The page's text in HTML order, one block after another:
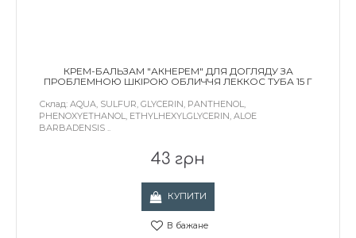
КРЕМ-БАЛЬЗАМ "АКНЕРЕМ" ДЛЯ ДОГЛЯДУ ЗА
ПРОБЛЕМНОЮ ШКІРОЮ ОБЛИЧЧЯ ЛЕККОС ТУБА 15 Г
Склад: AQUA, SULFUR, GLYCERIN, PANTHENOL,
PHENOXYETHANOL, ETHYLHEXYLGLYCERIN, ALOE
BARBADENSIS ..
43 грн
КУПИТИ
В бажане